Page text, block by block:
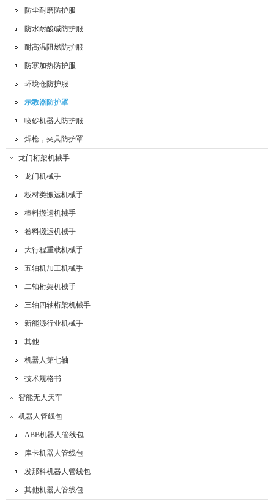
防尘耐磨防护服
防水耐酸碱防护服
耐高温阻燃防护服
防寒加热防护服
环境仓防护服
示教器防护罩
喷砂机器人防护服
焊枪，夹具防护罩
龙门桁架机械手
龙门机械手
板材类搬运机械手
棒料搬运机械手
卷料搬运机械手
大行程重载机械手
五轴机加工机械手
二轴桁架机械手
三轴四轴桁架机械手
新能源行业机械手
其他
机器人第七轴
技术规格书
智能无人天车
机器人管线包
ABB机器人管线包
库卡机器人管线包
发那科机器人管线包
其他机器人管线包